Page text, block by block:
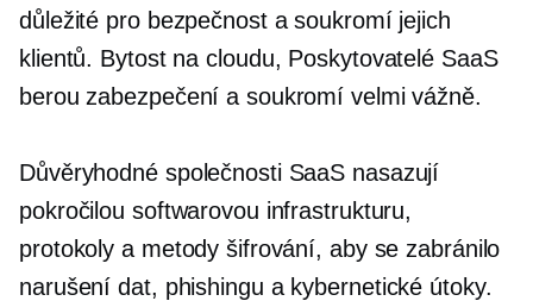
důležité pro bezpečnost a soukromí jejich
klientů. Bytost na cloudu, Poskytovatelé SaaS
berou zabezpečení a soukromí velmi vážně.
Důvěryhodné společnosti SaaS nasazují
pokročilou softwarovou infrastrukturu,
protokoly a metody šifrování, aby se zabránilo
narušení dat, phishingu a kybernetické útoky.